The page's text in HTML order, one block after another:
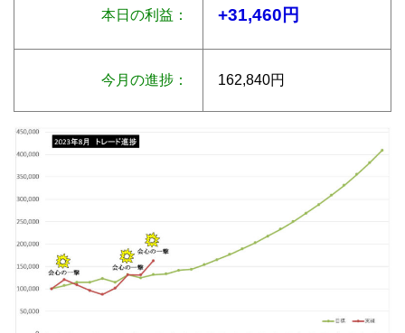
本日の利益： +31,460円
今月の進捗： 162,840円